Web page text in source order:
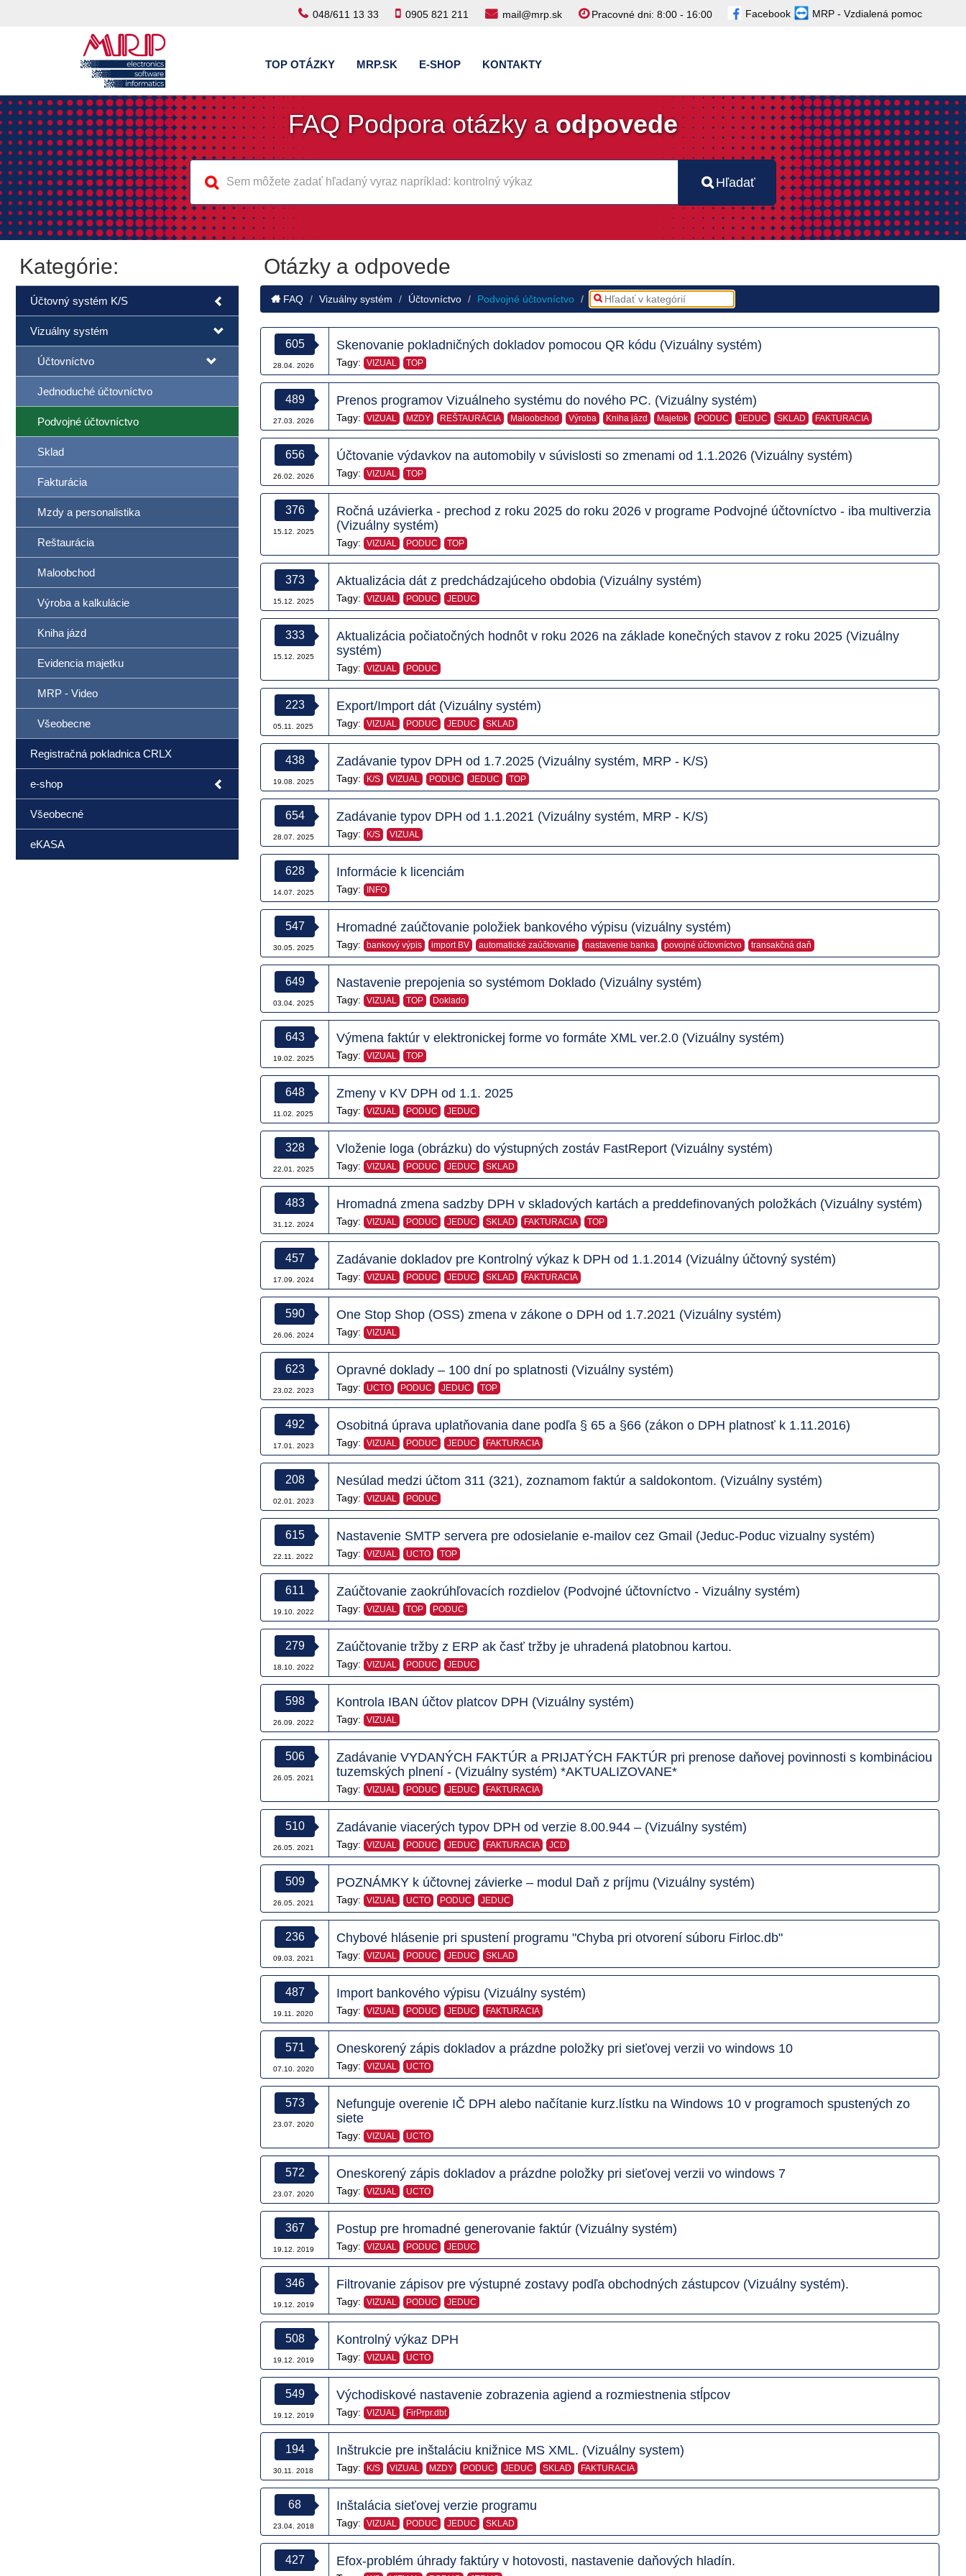
Facebook MRP - Vzdialená pomoc
048/611 13 33 0905 821 211 mail@mrp.sk Pracovné dni: 8:00 - 16:00
TOP OTÁZKY MRP.SK E-SHOP KONTAKTY
FAQ Podpora otázky aodpovede
Hľadať
Kategórie:
Účtovný systém K/S
Vizuálny systém
Účtovníctvo
Jednoduché účtovníctvo
Podvojné účtovníctvo
Sklad
Fakturácia
Mzdy a personalistika
Reštaurácia
Maloobchod
Výroba a kalkulácie
Kniha jázd
Evidencia majetku
MRP - Video
Všeobecne
Registračná pokladnica CRLX
e-shop
Všeobecné
eKASA
Otázky a odpovede
FAQ Vizuálny systém Účtovníctvo Podvojné účtovníctvo
605
28.04. 2026
Skenovanie pokladničných dokladov pomocou QR kódu (Vizuálny systém)
Tagy: VIZUAL TOP
489
27.03. 2026
Prenos programov Vizuálneho systému do nového PC. (Vizuálny systém)
Tagy: VIZUAL MZDY REŠTAURÁCIA Maloobchod Výroba Kniha jázd Majetok PODUC JEDUC SKLAD FAKTURACIA
656
26.02. 2026
Účtovanie výdavkov na automobily v súvislosti so zmenami od 1.1.2026 (Vizuálny systém)
Tagy: VIZUAL TOP
376
15.12. 2025
Ročná uzávierka - prechod z roku 2025 do roku 2026 v programe Podvojné účtovníctvo - iba multiverzia
(Vizuálny systém)
Tagy: VIZUAL PODUC TOP
373
15.12. 2025
Aktualizácia dát z predchádzajúceho obdobia (Vizuálny systém)
Tagy: VIZUAL PODUC JEDUC
333
15.12. 2025
Aktualizácia počiatočných hodnôt v roku 2026 na základe konečných stavov z roku 2025 (Vizuálny
systém)
Tagy: VIZUAL PODUC
223
05.11. 2025
Export/Import dát (Vizuálny systém)
Tagy: VIZUAL PODUC JEDUC SKLAD
438
19.08. 2025
Zadávanie typov DPH od 1.7.2025 (Vizuálny systém, MRP - K/S)
Tagy: K/S VIZUAL PODUC JEDUC TOP
654
28.07. 2025
Zadávanie typov DPH od 1.1.2021 (Vizuálny systém, MRP - K/S)
Tagy: K/S VIZUAL
628
14.07. 2025
Informácie k licenciám
Tagy: INFO
547
30.05. 2025
Hromadné zaúčtovanie položiek bankového výpisu (vizuálny systém)
Tagy: bankový výpis import BV automatické zaúčtovanie nastavenie banka povojné účtovníctvo transakčná daň
649
03.04. 2025
Nastavenie prepojenia so systémom Doklado (Vizuálny systém)
Tagy: VIZUAL TOP Doklado
643
19.02. 2025
Výmena faktúr v elektronickej forme vo formáte XML ver.2.0 (Vizuálny systém)
Tagy: VIZUAL TOP
648
11.02. 2025
Zmeny v KV DPH od 1.1. 2025
Tagy: VIZUAL PODUC JEDUC
328
22.01. 2025
Vloženie loga (obrázku) do výstupných zostáv FastReport (Vizuálny systém)
Tagy: VIZUAL PODUC JEDUC SKLAD
483
31.12. 2024
Hromadná zmena sadzby DPH v skladových kartách a preddefinovaných položkách (Vizuálny systém)
Tagy: VIZUAL PODUC JEDUC SKLAD FAKTURACIA TOP
457
17.09. 2024
Zadávanie dokladov pre Kontrolný výkaz k DPH od 1.1.2014 (Vizuálny účtovný systém)
Tagy: VIZUAL PODUC JEDUC SKLAD FAKTURACIA
590
26.06. 2024
One Stop Shop (OSS) zmena v zákone o DPH od 1.7.2021 (Vizuálny systém)
Tagy: VIZUAL
623
23.02. 2023
Opravné doklady – 100 dní po splatnosti (Vizuálny systém)
Tagy: UCTO PODUC JEDUC TOP
492
17.01. 2023
Osobitná úprava uplatňovania dane podľa § 65 a §66 (zákon o DPH platnosť k 1.11.2016)
Tagy: VIZUAL PODUC JEDUC FAKTURACIA
208
02.01. 2023
Nesúlad medzi účtom 311 (321), zoznamom faktúr a saldokontom. (Vizuálny systém)
Tagy: VIZUAL PODUC
615
22.11. 2022
Nastavenie SMTP servera pre odosielanie e-mailov cez Gmail (Jeduc-Poduc vizualny systém)
Tagy: VIZUAL UCTO TOP
611
19.10. 2022
Zaúčtovanie zaokrúhľovacích rozdielov (Podvojné účtovníctvo - Vizuálny systém)
Tagy: VIZUAL TOP PODUC
279
18.10. 2022
Zaúčtovanie tržby z ERP ak časť tržby je uhradená platobnou kartou.
Tagy: VIZUAL PODUC JEDUC
598
26.09. 2022
Kontrola IBAN účtov platcov DPH (Vizuálny systém)
Tagy: VIZUAL
506
26.05. 2021
Zadávanie VYDANÝCH FAKTÚR a PRIJATÝCH FAKTÚR pri prenose daňovej povinnosti s kombináciou
tuzemských plnení - (Vizuálny systém) *AKTUALIZOVANE*
Tagy: VIZUAL PODUC JEDUC FAKTURACIA
510
26.05. 2021
Zadávanie viacerých typov DPH od verzie 8.00.944 – (Vizuálny systém)
Tagy: VIZUAL PODUC JEDUC FAKTURACIA JCD
509
26.05. 2021
POZNÁMKY k účtovnej závierke – modul Daň z príjmu (Vizuálny systém)
Tagy: VIZUAL UCTO PODUC JEDUC
236
09.03. 2021
Chybové hlásenie pri spustení programu "Chyba pri otvorení súboru Firloc.db"
Tagy: VIZUAL PODUC JEDUC SKLAD
487
19.11. 2020
Import bankového výpisu (Vizuálny systém)
Tagy: VIZUAL PODUC JEDUC FAKTURACIA
571
07.10. 2020
Oneskorený zápis dokladov a prázdne položky pri sieťovej verzii vo windows 10
Tagy: VIZUAL UCTO
573
23.07. 2020
Nefunguje overenie IČ DPH alebo načítanie kurz.lístku na Windows 10 v programoch spustených zo
siete
Tagy: VIZUAL UCTO
572
23.07. 2020
Oneskorený zápis dokladov a prázdne položky pri sieťovej verzii vo windows 7
Tagy: VIZUAL UCTO
367
19.12. 2019
Postup pre hromadné generovanie faktúr (Vizuálny systém)
Tagy: VIZUAL PODUC JEDUC
346
19.12. 2019
Filtrovanie zápisov pre výstupné zostavy podľa obchodných zástupcov (Vizuálny systém).
Tagy: VIZUAL PODUC JEDUC
508
19.12. 2019
Kontrolný výkaz DPH
Tagy: VIZUAL UCTO
549
19.12. 2019
Východiskové nastavenie zobrazenia agiend a rozmiestnenia stĺpcov
Tagy: VIZUAL FirPrpr.dbt
194
30.11. 2018
Inštrukcie pre inštaláciu knižnice MS XML. (Vizuálny system)
Tagy: K/S VIZUAL MZDY PODUC JEDUC SKLAD FAKTURACIA
68
23.04. 2018
Inštalácia sieťovej verzie programu
Tagy: VIZUAL PODUC JEDUC SKLAD
427 Efox-problém úhrady faktúry v hotovosti, nastavenie daňových hladín.